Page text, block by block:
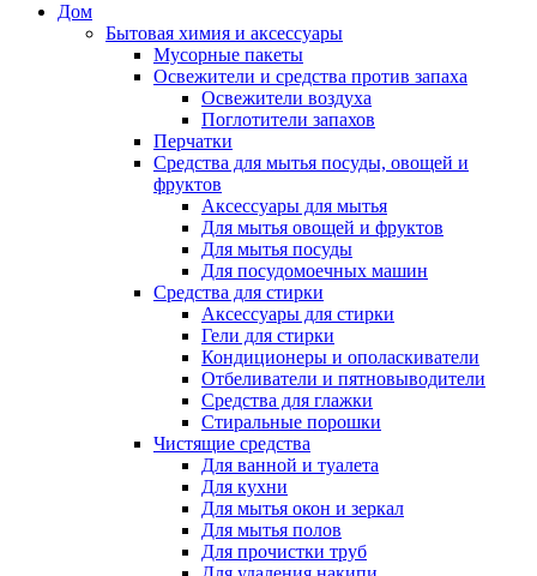
Дом
Бытовая химия и аксессуары
Мусорные пакеты
Освежители и средства против запаха
Освежители воздуха
Поглотители запахов
Перчатки
Средства для мытья посуды, овощей и
фруктов
Аксессуары для мытья
Для мытья овощей и фруктов
Для мытья посуды
Для посудомоечных машин
Средства для стирки
Аксессуары для стирки
Гели для стирки
Кондиционеры и ополаскиватели
Отбеливатели и пятновыводители
Средства для глажки
Стиральные порошки
Чистящие средства
Для ванной и туалета
Для кухни
Для мытья окон и зеркал
Для мытья полов
Для прочистки труб